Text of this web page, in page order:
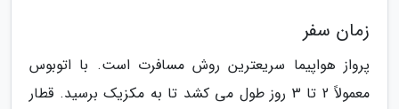
زمان سفر
پرواز هواپیما سریعترین روش مسافرت است. با اتوبوس
معمولاً 2 تا 3 روز طول می کشد تا به مکزیک برسید. قطار